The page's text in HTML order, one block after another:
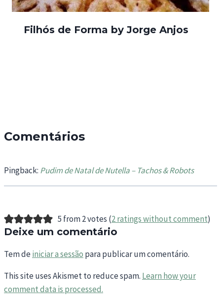
Filhós de Forma by Jorge Anjos
Comentários
Pingback: Pudim de Natal de Nutella – Tachos & Robots
5 from 2 votes (2 ratings without comment)
Deixe um comentário
Tem deiniciar a sessão para publicar um comentário.
This site uses Akismet to reduce spam. Learn how your
comment data is processed.